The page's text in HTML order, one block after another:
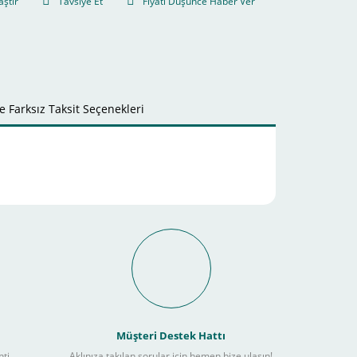
Farksız Taksit Seçenekleri
İmkanı Nasıl
Müşteri Destek Hattı